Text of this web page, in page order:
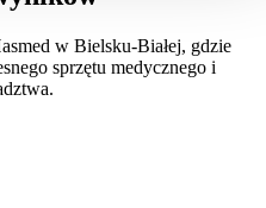
w Bielsku-Białej, gdzie
sprzętu medycznego i